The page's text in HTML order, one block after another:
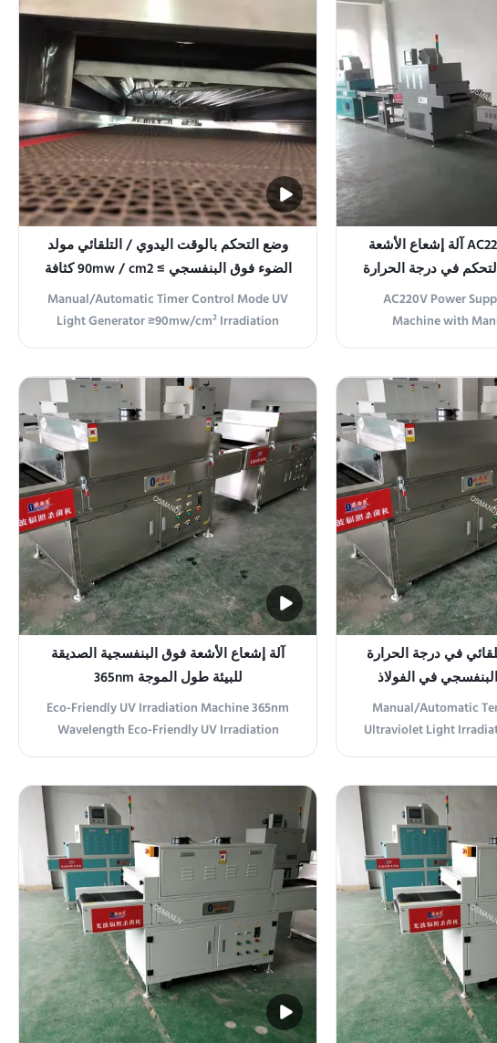
إمدادات الطاقة AC220V آلة إشعاع الأشعة
في درجة الحرارة
التلقائي
AC220V Power
Machine with
Temperature Control
UV light generator
safe operation in
1000W power and
provides
وضع التحكم بالوقت اليدوي / التلقائي مولد
الضوء فوق البنفسجي ≥ 90mw / cm2 كثافة
الإشعاع
Manual/Automatic Timer Control Mode UV
Light Generator ≥90mw/cm² Irradiation
Intensity Product Overview The UV
system designed for efficient and reliable
ultraviolet light irradiation. Engineered for
sterilization, water treatment, and surface
disinfection ...
في درجة الحرارة
في الفولاذ
للصدأ
Manual/Automatic
Ultraviolet Light
Product Overview
designed for UV
applications. It
irradiation intensity
آلة إشعاع الأشعة فوق البنفسجية الصديقة
للبيئة طول الموجة 365nm
Eco-Friendly UV Irradiation Machine 365nm
Wavelength Eco-Friendly UV Irradiation
Machine For Environmentally Conscious
ultraviolet source device designed for
laboratory use, providing an adjustable and
consistent UV intensity source. It is made of
stainless ...